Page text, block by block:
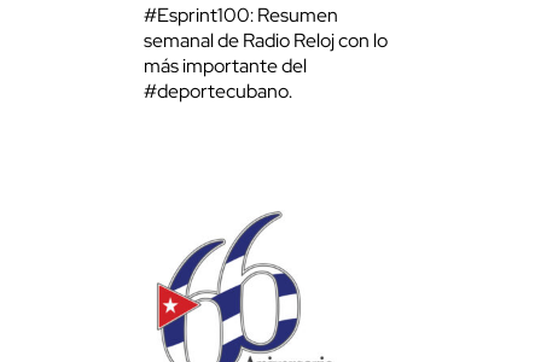
#Esprint100: Resumen
semanal de Radio Reloj con lo
más importante del
#deportecubano.